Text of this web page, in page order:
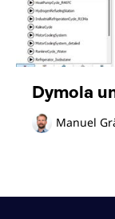
Dymola
Manuel